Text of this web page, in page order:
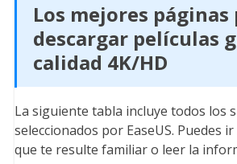
Los mejores páginas
descargar películas
calidad 4K/HD
La siguiente tabla incluye todos los
seleccionados por EaseUS. Puedes
que te resulte familiar o leer la